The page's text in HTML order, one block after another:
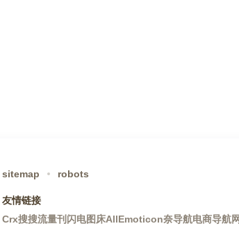
sitemap robots
友情链接
Crx搜搜流量刊 闪电图床AllEmoticon奈导航电商导航网